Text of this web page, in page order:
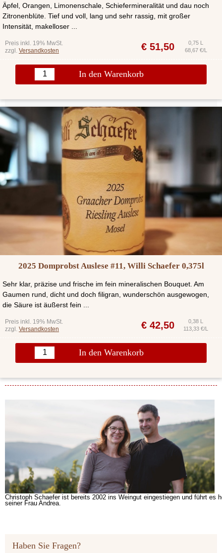
Äpfel, Orangen, Limonenschale, Schiefermineralität und dau noch
Zitronenblüte. Tief und voll, lang und sehr rassig, mit großer
Intensität, makelloser ...
Preis inkl. 19% MwSt.
zzgl. Versandkosten € 51,50
0,75 L
68,67 €/L
In den Warenkorb
2025 Domprobst Auslese #11, Willi Schaefer 0,375l
Sehr klar, präzise und frische im fein mineralischen Bouquet. Am
Gaumen rund, dicht und doch filigran, wunderschön ausgewogen,
die Säure ist äußerst fein ...
Preis inkl. 19% MwSt.
zzgl. Versandkosten € 42,50
0,38 L
113,33 €/L
In den Warenkorb
Christoph Schaefer ist bereits 2002 ins Weingut eingestiegen und führt es
seiner Frau Andrea.
Haben Sie Fragen?